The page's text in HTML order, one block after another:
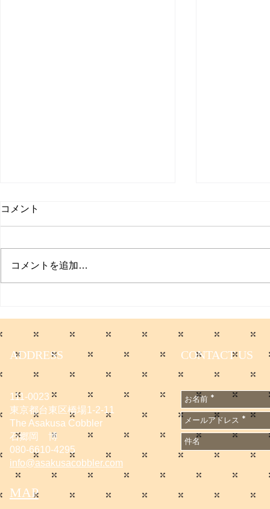
無料会員に
e/
1667502
コメント
コメントを追加…
ADDRESS CONTACT US
111-0023
東京都台東区橋場1-2-11
The Asakusa Cobbler
石郷岡 博
080-6610-4295
info@asakusacobbler.com
MAP